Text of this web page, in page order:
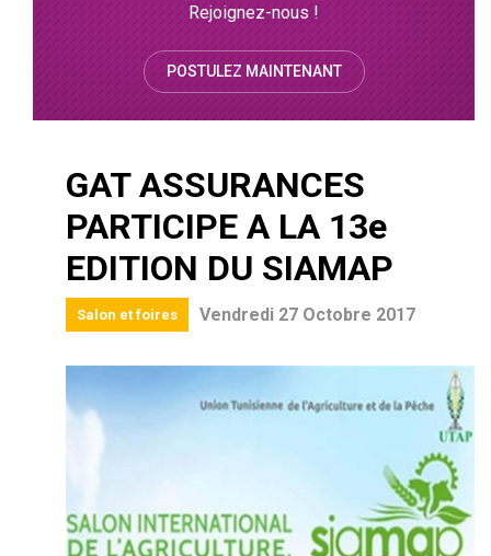
Rejoignez-nous !
POSTULEZ MAINTENANT
GAT ASSURANCES
PARTICIPE A LA 13e
EDITION DU SIAMAP
Salon et foires Vendredi 27 Octobre 2017